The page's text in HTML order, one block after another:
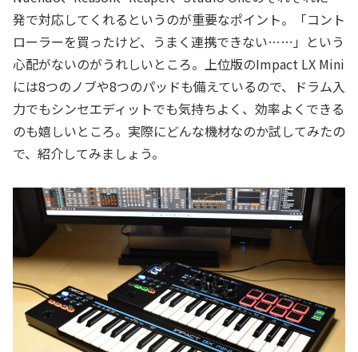
発で対応してくれるというのが重要なポイント。「コント
ローラーを買ったけど、うまく連携できない……」という
心配がないのがうれしいところ。上位版のImpact LX Mini
には8つのノブや8つのパッドも備えているので、ドラム入
力でもシンセエディットでも気持ちよく、効率よくできる
のも嬉しいところ。実際にどんな機材なのか試してみたの
で、紹介してみましょう。